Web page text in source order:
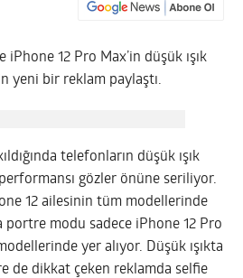
iPhone 12 Pro Max’in düşük ışık
yeni bir reklam paylaştı.
telefonların düşük ışık
gözler önüne seriliyor.
12 ailesinin tüm modellerinde
portre modu sadece iPhone 12 Pro
yer alıyor. Düşük ışıkta
de dikkat çeken reklamda selfie